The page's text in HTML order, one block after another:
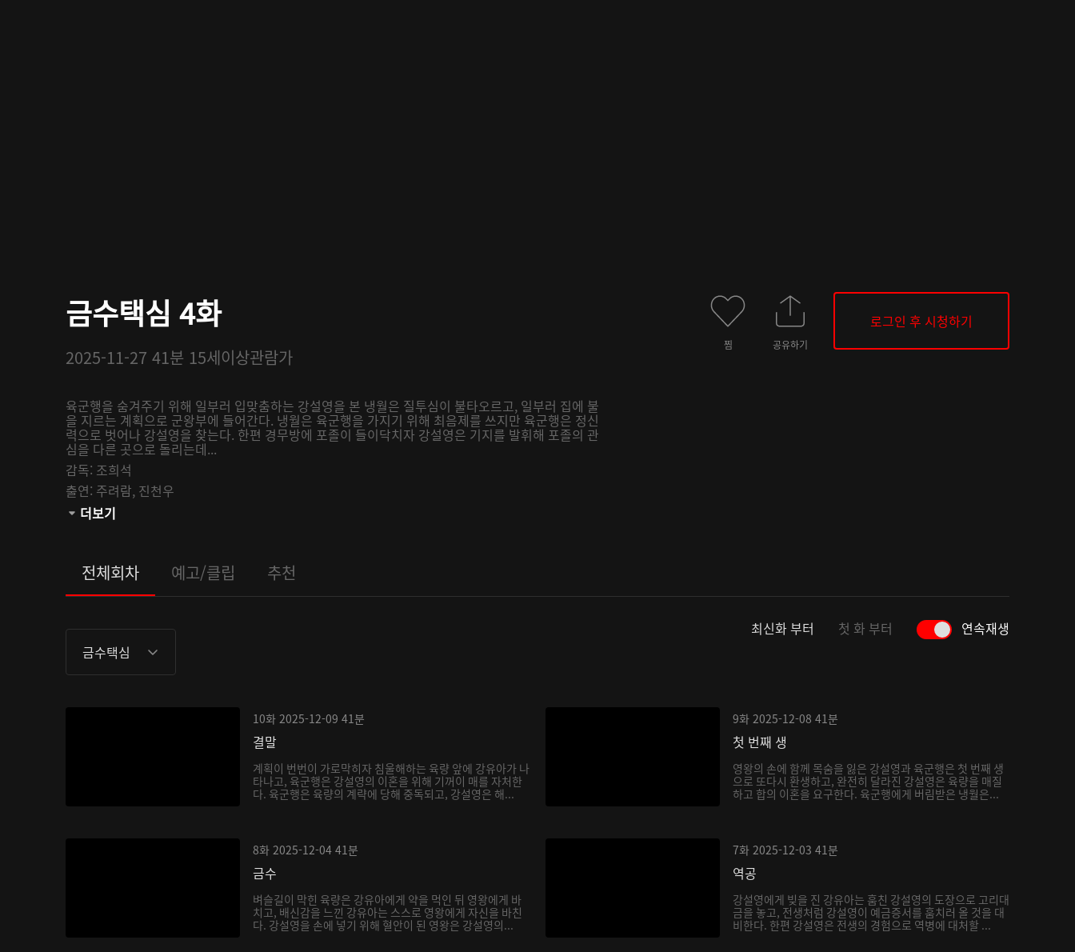
금수택심 4화
2025-11-27 41분 15세이상관람가
육군행을 숨겨주기 위해 일부러 입맞춤하는 강설영을 본 냉월은 질투심이 불타오르고, 일부러 집에 불
을 지르는 계획으로 군왕부에 들어간다. 냉월은 육군행을 가지기 위해 최음제를 쓰지만 육군행은 정신
력으로 벗어나 강설영을 찾는다. 한편 경무방에 포졸이 들이닥치자 강설영은 기지를 발휘해 포졸의 관
심을 다른 곳으로 돌리는데...
감독: 조희석
출연: 주려람, 진천우
채널:AsiaUHD
더보기
찜 공유하기
로그인 후 시청하기
전체회차 예고/클립 추천
금수택심
최신화 부터 첫 화 부터 연속재생
10화 2025-12-09 41분
결말
계획이 번번이 가로막히자 침울해하는 육량 앞에 강유아가 나
타나고, 육군행은 강설영의 이혼을 위해 기꺼이 매를 자처한
다. 육군행은 육량의 계략에 당해 중독되고, 강설영은 해...
9화 2025-12-08 41분
첫 번째 생
영왕의 손에 함께 목숨을 잃은 강설영과 육군행은 첫 번째 생
으로 또다시 환생하고, 완전히 달라진 강설영은 육량을 매질
하고 합의 이혼을 요구한다. 육군행에게 버림받은 냉월은...
8화 2025-12-04 41분
금수
벼슬길이 막힌 육량은 강유아에게 약을 먹인 뒤 영왕에게 바
치고, 배신감을 느낀 강유아는 스스로 영왕에게 자신을 바친
다. 강설영을 손에 넣기 위해 혈안이 된 영왕은 강설영의...
7화 2025-12-03 41분
역공
강설영에게 빚을 진 강유아는 훔친 강설영의 도장으로 고리대
금을 놓고, 전생처럼 강설영이 예금증서를 훔치러 올 것을 대
비한다. 한편 강설영은 전생의 경험으로 역병에 대처할 ...